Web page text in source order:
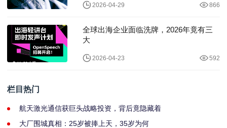
2026-04-29 866
全球出海企业面临洗牌，2026年竟有三
大
2026-04-23 592
栏目热门
航天激光通信获巨头战略投资，背后竟隐藏着
大厂围城真相：25岁被捧上天，35岁为何